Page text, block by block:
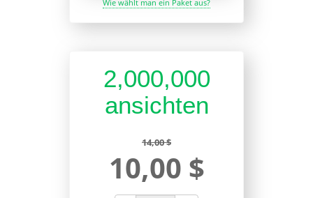
Wie wählt man ein Paket aus?
2,000,000
ansichten
14,00 $
10,00 $